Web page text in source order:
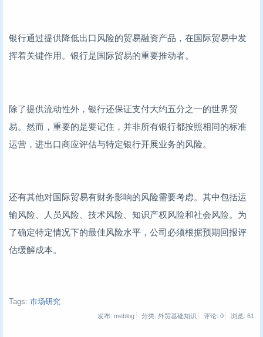
银行通过提供降低出口风险的贸易融资产品，在国际贸易中发
挥着关键作用。银行是国际贸易的重要推动者。
除了提供流动性外，银行还保证支付大约五分之一的世界贸
易。然而，重要的是要记住，并非所有银行都按照相同的标准
运营，进出口商应评估与特定银行开展业务的风险。
还有其他对国际贸易有财务影响的风险需要考虑。其中包括运
输风险、人员风险、技术风险、知识产权风险和社会风险。为
了确定特定情况下的最佳风险水平，公司必须根据预期回报评
估缓解成本。
Tags: 市场研究
发布: meblog 分类: 外贸基础知识 评论: 0 浏览: 61